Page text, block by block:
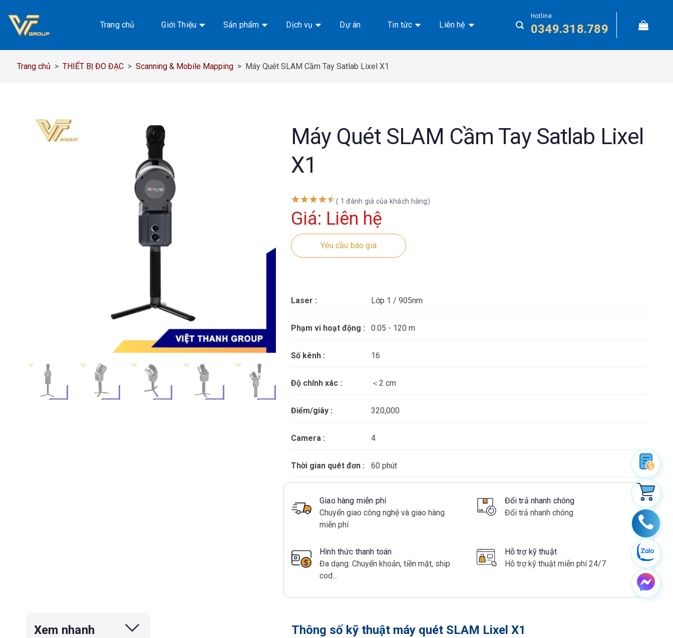
đến
Trang chủ Giới Thiệu Sản phẩm Dịch vụ Dự án Tin tức Liên hệ
Hotline
0349.318.789
Trang chủ > THIẾT BỊ ĐO ĐẠC > Scanning & Mobile Mapping > Máy Quét SLAM Cầm Tay Satlab Lixel X1
Máy Quét SLAM Cầm Tay Satlab Lixel
X1
( 1 đánh giá của khách hàng)
Giá: Liên hệ
Yêu cầu báo giá
Laser : Lớp 1 / 905nm
Phạm vi hoạt động : 0.05 - 120 m
Số kênh : 16
Độ chính xác : ＜2 cm
Điểm/giây : 320,000
Camera : 4
Thời gian quét đơn : 60 phút
Giao hàng miễn phí
Chuyển giao công nghệ và giao hàng
miễn phí
Đổi trả nhanh chóng
Đổi trả nhanh chóng
Hình thức thanh toán
Đa dạng: Chuyển khoản, tiền mặt, ship
cod...
Hỗ trợ kỹ thuật
Hỗ trợ kỹ thuật miễn phí 24/7
Xem nhanh Thông số kỹ thuật máy quét SLAM Lixel X1